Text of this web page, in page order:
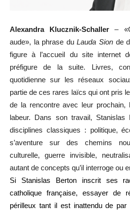
Alexandra Klucznik-Schaller –
aude», la phrase duLauda Sion de
figure à l’accueil du site internet
préfigure de la suite. Livres,
quotidienne sur les réseaux
partie de ces rares laïcs qui ont pris
de la rencontre avec leur prochain,
labeur. Dans son travail, Stanislas
disciplines classiques : politique,
s’aventure sur des chemins
culturelle, guerre invisible,
autant de concepts qu’il interroge ou
Si Stanislas Berton inscrit ses
catholique française, essayer de
périlleux tant il est inattendu de par